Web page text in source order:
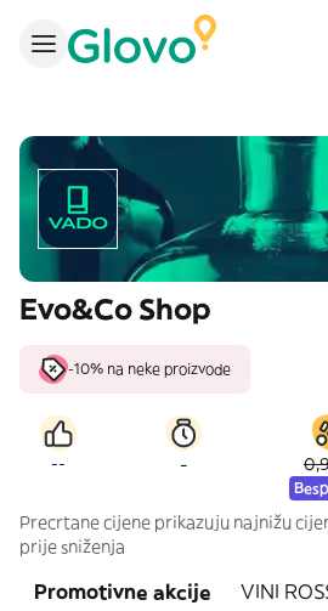
Evo&Co Shop
-10% na neke proizvode
-- -
Precrtane cijene prikazuju najnižu
prije sniženja
Promotivne akcije VINI